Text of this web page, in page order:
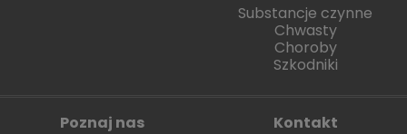
Substancje czynne
Chwasty
Choroby
Szkodniki
Poznaj nas
Kontakt